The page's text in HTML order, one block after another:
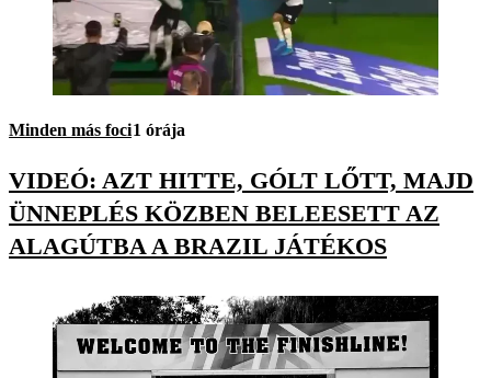
Minden más foci1 órája
VIDEÓ: AZT HITTE, GÓLT LŐTT, MAJD
ÜNNEPLÉS KÖZBEN BELEESETT AZ
ALAGÚTBA A BRAZIL JÁTÉKOS